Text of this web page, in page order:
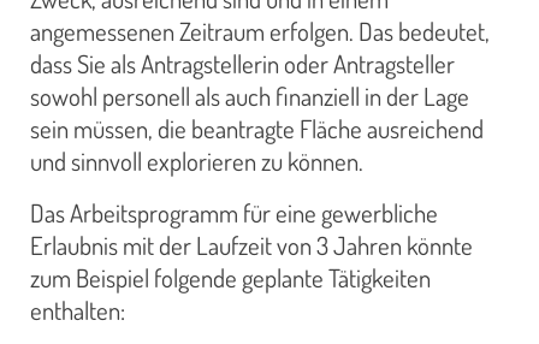
angemessenen Zeitraum erfolgen. Das bedeutet,
dass Sie als Antragstellerin oder Antragsteller
sowohl personell als auch finanziell in der Lage
sein müssen, die beantragte Fläche ausreichend
und sinnvoll explorieren zu können.
Das Arbeitsprogramm für eine gewerbliche
Erlaubnis mit der Laufzeit von 3 Jahren könnte
zum Beispiel folgende geplante Tätigkeiten
enthalten: